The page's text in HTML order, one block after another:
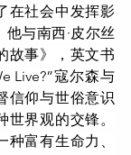
在社会中发挥影
与南西·皮尔丝
故事》，英文书
Live?”寇尔森与
信仰与世俗意识
界观的交锋。
富有生命力、